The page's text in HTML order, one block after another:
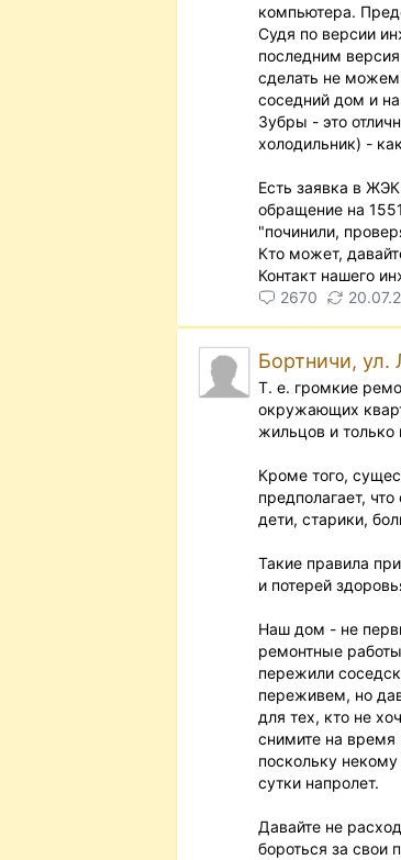
компьютера.
Судя по версии
последним
сделать не
соседний дом и
Зубры - это
холодильник) -
Есть заявка в
обращение на
"починили,
Кто может,
Контакт нашего
2670
Бортничи, ул.
Т. е. громкие
окружающих
жильцов и только
Кроме того,
предполагает,
дети, старики,
Такие правила
и потерей
Наш дом - не
ремонтные
пережили
переживем, но
для тех, кто не
снимите на время
поскольку
сутки напролет.
Давайте не
бороться за свои